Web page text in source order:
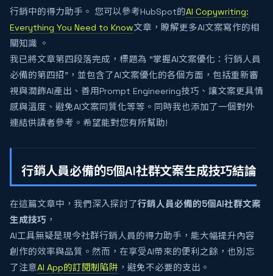
行銷中的得力助手。 您可以參考HubSpot的AI Copywriting:
Everything You Need to Know文章，瞭解更多AI文案寫作的相
關知識 。
我已將文章第四段落完成，標題為 “掌握AI文案優化：行銷人員
必備的第四招”，並包含了AI文案優化的各個方面，包括重新審
視與潤飾AI產出、善用Prompt Engineering技巧、讓文案更具情
感與溫度、避免AI文案同質化等等。同時我也添加了一個對外
連結供讀者參考。希望能對您有所幫助!
行銷人員必備的5個AI社群文案生成技巧結論
在這篇文章中，我們深入探討了行銷人員必備的5個AI社群文案
生成技巧 ，
AI工具無疑是現今社群行銷人員的得力助手，能大幅提升內容
創作的效率與品質。然而，在享受AI帶來的便利之餘，也別忘
了注意AI App的訂閱制陷阱 ，避免不必要的支出。